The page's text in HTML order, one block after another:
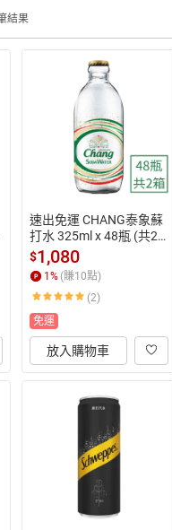
結果
速出免運 CHANG泰象蘇
打水 325ml x 48瓶 (共2
箱) 免運費  氣泡水 泰國
進口 (HS嚴選)
$1,080
1% (賺10點)
(2)
免運
放入購物車